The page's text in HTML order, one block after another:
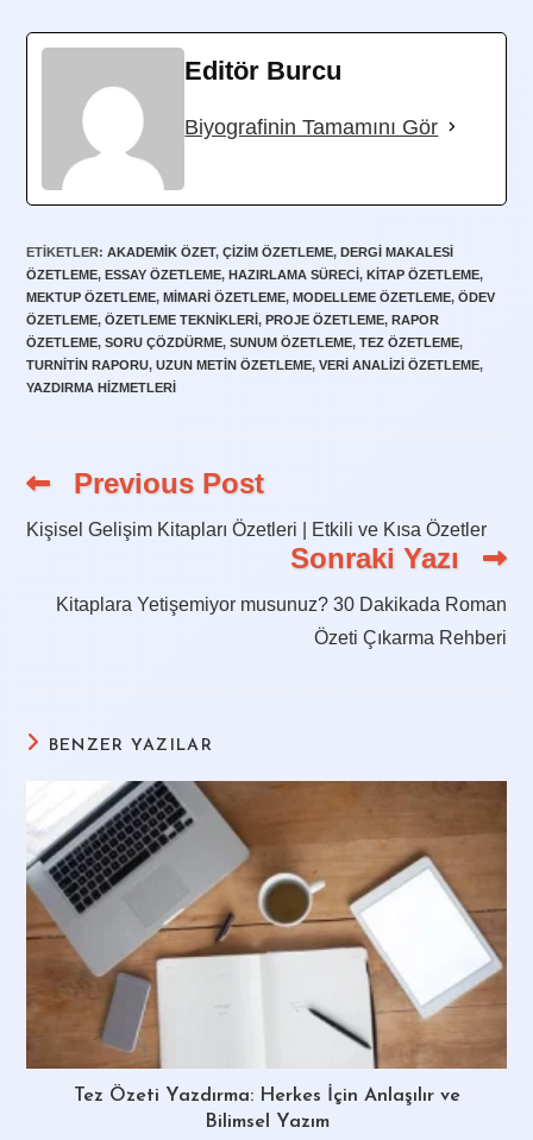
Editör Burcu
Biyografinin Tamamını Gör
ETIKETLER:AKADEMIK ÖZET, ÇIZIM ÖZETLEME, DERGI MAKALESI
ÖZETLEME, ESSAY ÖZETLEME, HAZIRLAMA SÜRECI, KITAP ÖZETLEME,
MEKTUP ÖZETLEME, MIMARI ÖZETLEME, MODELLEME ÖZETLEME, ÖDEV
ÖZETLEME, ÖZETLEME TEKNIKLERI, PROJE ÖZETLEME, RAPOR
ÖZETLEME, SORU ÇÖZDÜRME, SUNUM ÖZETLEME, TEZ ÖZETLEME,
TURNITIN RAPORU, UZUN METIN ÖZETLEME, VERI ANALIZI ÖZETLEME,
YAZDIRMA HIZMETLERI
Read
articles
Previous Post
Kişisel Gelişim Kitapları Özetleri | Etkili ve Kısa Özetler
Sonraki Yazı
Kitaplara Yetişemiyor musunuz? 30 Dakikada Roman
Özeti Çıkarma Rehberi
BENZER YAZILAR
Tez Özeti Yazdırma: Herkes İçin Anlaşılır ve
Bilimsel Yazım